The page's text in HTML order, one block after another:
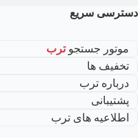
دسترسی سریع
موتور جستجوترب
تخفیف ها
درباره ترب
پشتیبانی
اطلاعیه های ترب